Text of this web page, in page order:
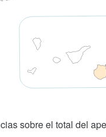
sobre el total del